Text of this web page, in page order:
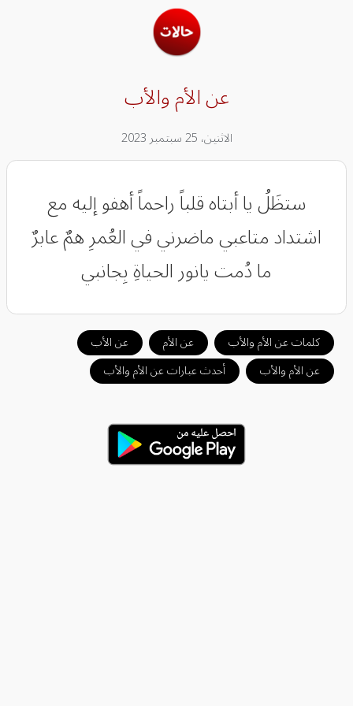
عن الأم والأب
الاثنين، 25 سبتمبر 2023
‏‎ستظَلُ يا أبتاه قلباً راحماً أهفو إليه مع
اشتداد متاعبي ماضرني في العُمرِ همٌ عابرٌ
ما دُمت يانور الحياةِ بِجانبي
كلمات عن الأم والأب عن الأم
عن الأب
عن الأم والأب
أحدث عبارات عن الأم والأب